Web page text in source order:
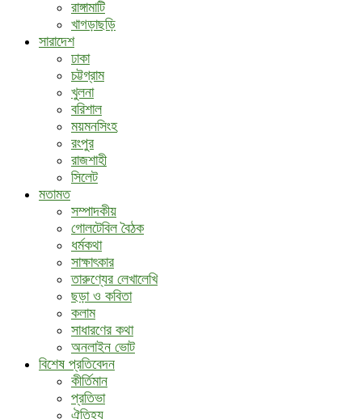
রাঙ্গামাটি
খাগড়াছড়ি
সারাদেশ
ঢাকা
চট্টগ্রাম
খুলনা
বরিশাল
ময়মনসিংহ
রংপুর
রাজশাহী
সিলেট
মতামত
সম্পাদকীয়
গোলটেবিল বৈঠক
ধর্মকথা
সাক্ষাৎকার
তারুণ্যের লেখালেখি
ছড়া ও কবিতা
কলাম
সাধারণের কথা
অনলাইন ভোট
বিশেষ প্রতিবেদন
কীর্তিমান
প্রতিভা
ঐতিহ্য